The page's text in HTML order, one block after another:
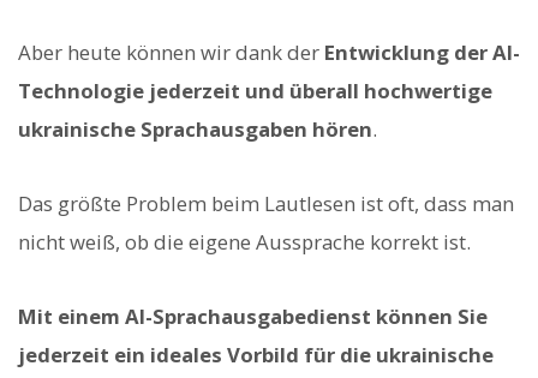
Aber heute können wir dank der Entwicklung der AI-
Technologie jederzeit und überall hochwertige
ukrainische Sprachausgaben hören.
Das größte Problem beim Lautlesen ist oft, dass man
nicht weiß, ob die eigene Aussprache korrekt ist.
Mit einem AI-Sprachausgabedienst können Sie
jederzeit ein ideales Vorbild für die ukrainische